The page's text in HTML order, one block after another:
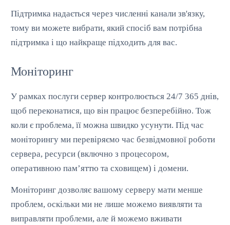
Підтримка надається через численні канали зв'язку,
тому ви можете вибрати, який спосіб вам потрібна
підтримка і що найкраще підходить для вас.
Моніторинг
У рамках послуги сервер контролюється 24/7 365 днів,
щоб переконатися, що він працює безперебійно. Тож
коли є проблема, її можна швидко усунути. Під час
моніторингу ми перевіряємо час безвідмовної роботи
сервера, ресурси (включно з процесором,
оперативною пам’яттю та сховищем) і домени.
Моніторинг дозволяє вашому серверу мати менше
проблем, оскільки ми не лише можемо виявляти та
виправляти проблеми, але й можемо вживати